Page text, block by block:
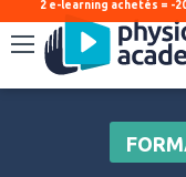
2 e-learning achetés = -